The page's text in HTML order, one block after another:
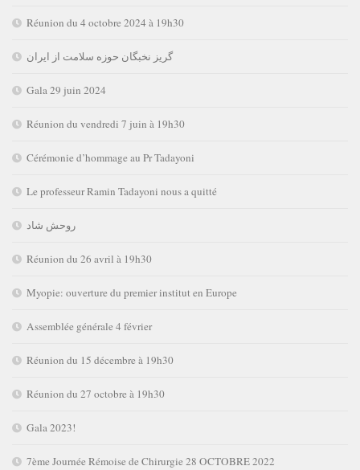
Réunion du 4 octobre 2024 à 19h30
گریز نخبگان حوزه سلامت از ایران
Gala 29 juin 2024
Réunion du vendredi 7 juin à 19h30
Cérémonie d’hommage au Pr Tadayoni
Le professeur Ramin Tadayoni nous a quitté
روحش شاد
Réunion du 26 avril à 19h30
Myopie: ouverture du premier institut en Europe
Assemblée générale 4 février
Réunion du 15 décembre à 19h30
Réunion du 27 octobre à 19h30
Gala 2023!
7ème Journée Rémoise de Chirurgie 28 OCTOBRE 2022